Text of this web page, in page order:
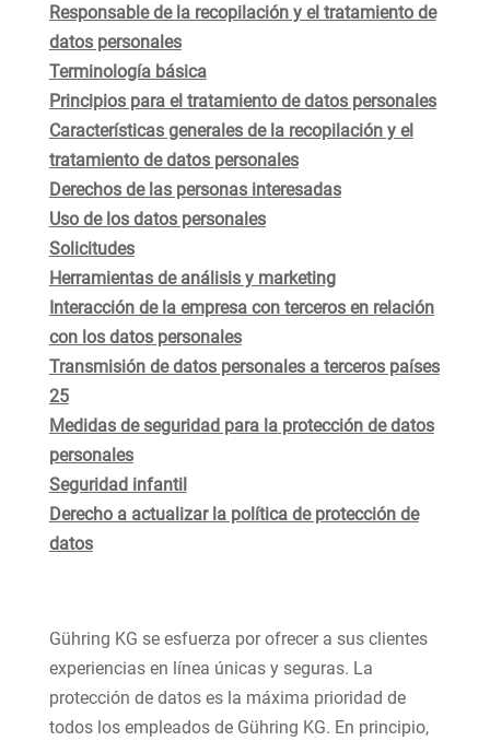
Responsable de la recopilación y el tratamiento de
datos personales
Terminología básica
Principios para el tratamiento de datos personales
Características generales de la recopilación y el
tratamiento de datos personales
Derechos de las personas interesadas
Uso de los datos personales
Solicitudes
Herramientas de análisis y marketing
Interacción de la empresa con terceros en relación
con los datos personales
Transmisión de datos personales a terceros países
25
Medidas de seguridad para la protección de datos
personales
Seguridad infantil
Derecho a actualizar la política de protección de
datos
Gühring KG se esfuerza por ofrecer a sus clientes
experiencias en línea únicas y seguras. La
protección de datos es la máxima prioridad de
todos los empleados de Gühring KG. En principio,